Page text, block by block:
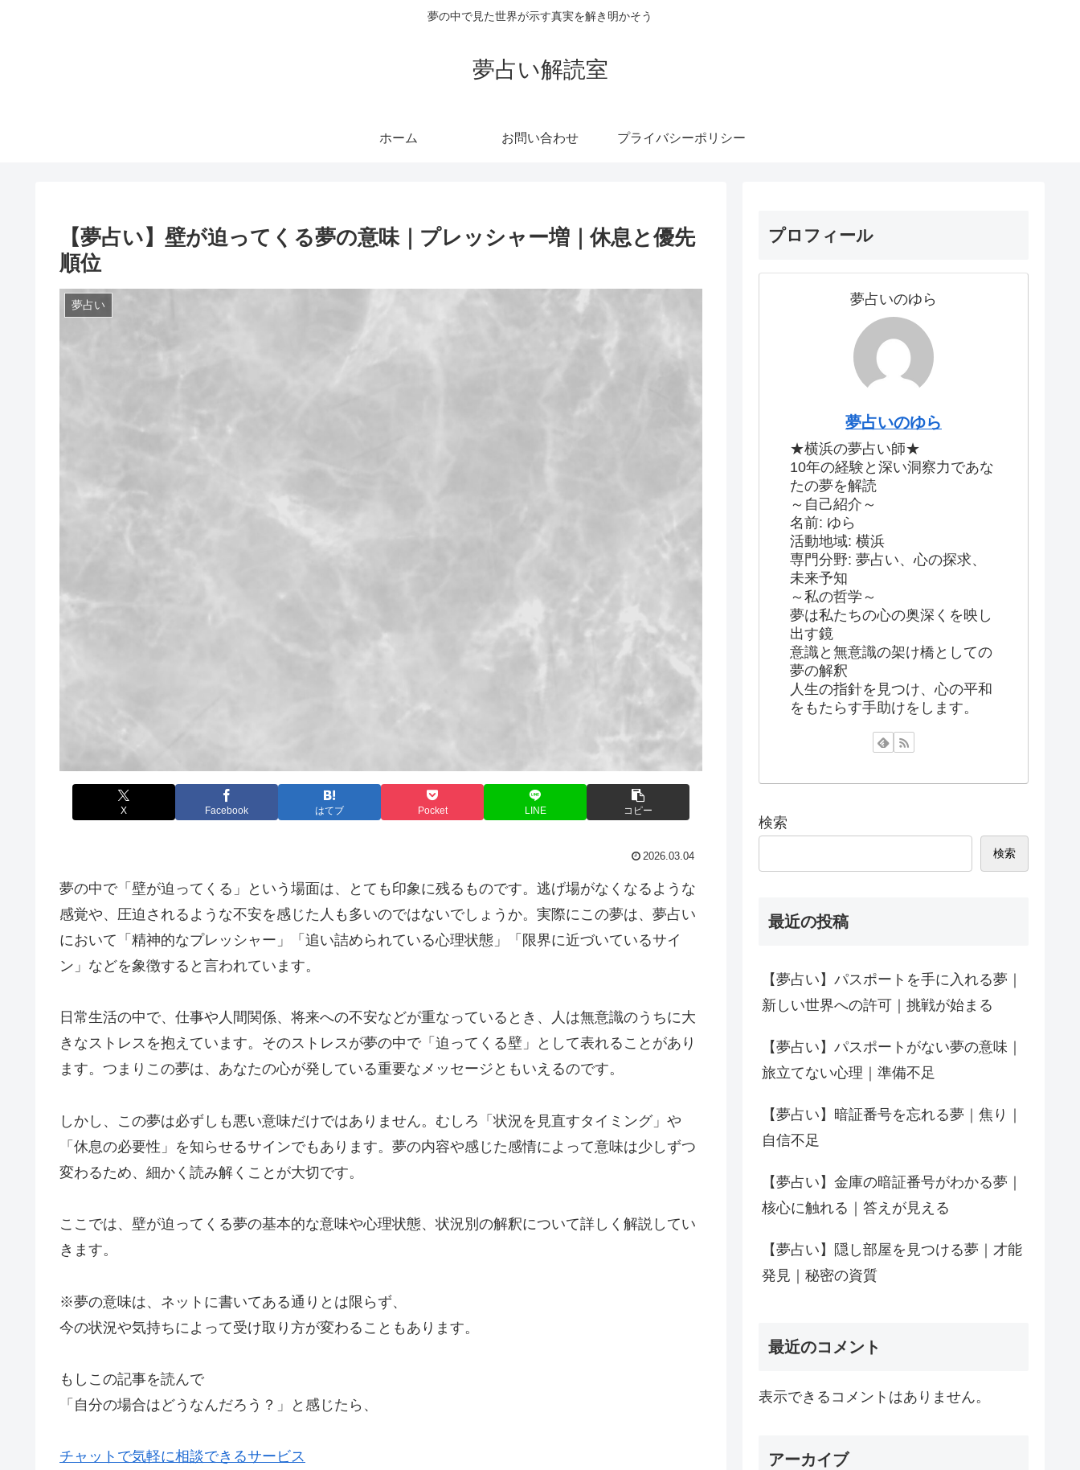
夢の中で見た世界が示す真実を解き明かそう
夢占い解読室
ホーム お問い合わせ プライバシーポリシー
【夢占い】壁が迫ってくる夢の意味｜プレッシャー増｜休息と優先
順位
夢占い
X Facebook はてブ Pocket LINE コピー
2026.03.04
夢の中で「壁が迫ってくる」という場面は、とても印象に残るものです。逃げ場がなくなるような
感覚や、圧迫されるような不安を感じた人も多いのではないでしょうか。実際にこの夢は、夢占い
において「精神的なプレッシャー」「追い詰められている心理状態」「限界に近づいているサイ
ン」などを象徴すると言われています。
日常生活の中で、仕事や人間関係、将来への不安などが重なっているとき、人は無意識のうちに大
きなストレスを抱えています。そのストレスが夢の中で「迫ってくる壁」として表れることがあり
ます。つまりこの夢は、あなたの心が発している重要なメッセージともいえるのです。
しかし、この夢は必ずしも悪い意味だけではありません。むしろ「状況を見直すタイミング」や
「休息の必要性」を知らせるサインでもあります。夢の内容や感じた感情によって意味は少しずつ
変わるため、細かく読み解くことが大切です。
ここでは、壁が迫ってくる夢の基本的な意味や心理状態、状況別の解釈について詳しく解説してい
きます。
※夢の意味は、ネットに書いてある通りとは限らず、
今の状況や気持ちによって受け取り方が変わることもあります。
もしこの記事を読んで
「自分の場合はどうなんだろう？」と感じたら、
チャットで気軽に相談できるサービス
プロフィール
夢占いのゆら
夢占いのゆら
★横浜の夢占い師★
10年の経験と深い洞察力であな
たの夢を解読
～自己紹介～
名前: ゆら
活動地域: 横浜
専門分野: 夢占い、心の探求、
未来予知
～私の哲学～
夢は私たちの心の奥深くを映し
出す鏡
意識と無意識の架け橋としての
夢の解釈
人生の指針を見つけ、心の平和
をもたらす手助けをします。
検索
検索
最近の投稿
【夢占い】パスポートを手に入れる夢｜
新しい世界への許可｜挑戦が始まる
【夢占い】パスポートがない夢の意味｜
旅立てない心理｜準備不足
【夢占い】暗証番号を忘れる夢｜焦り｜
自信不足
【夢占い】金庫の暗証番号がわかる夢｜
核心に触れる｜答えが見える
【夢占い】隠し部屋を見つける夢｜才能
発見｜秘密の資質
最近のコメント
表示できるコメントはありません。
アーカイブ